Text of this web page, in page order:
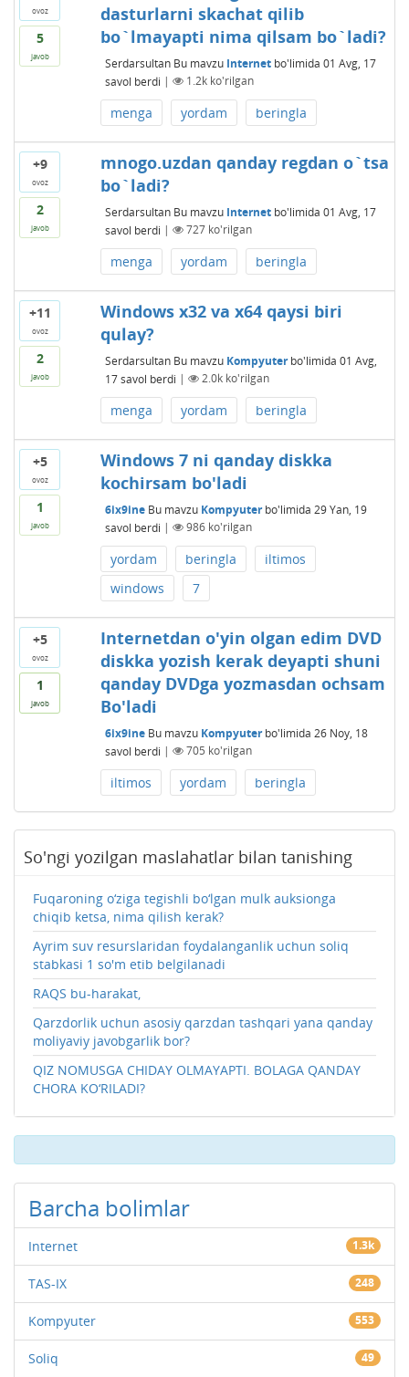
ovoz
5
javob
dasturlarni skachat qilib
bo`lmayapti nima qilsam bo`ladi?
Serdarsultan Bu mavzu Internetbo'limida 01 Avg, 17
savol berdi | 1.2kko'rilgan
menga yordam beringla
+9
ovoz
2
javob
mnogo.uzdan qanday regdan o`tsa
bo`ladi?
Serdarsultan Bu mavzu Internetbo'limida 01 Avg, 17
savol berdi | 727ko'rilgan
menga yordam beringla
+11
ovoz
2
javob
Windows x32 va x64 qaysi biri
qulay?
Serdarsultan Bu mavzu Kompyuterbo'limida 01 Avg,
17 savol berdi | 2.0kko'rilgan
menga yordam beringla
+5
ovoz
1
javob
Windows 7 ni qanday diskka
kochirsam bo'ladi
6ix9ine Bu mavzu Kompyuterbo'limida 29 Yan, 19
savol berdi | 986ko'rilgan
yordam beringla
iltimos
windows
7
+5
ovoz
1
javob
Internetdan o'yin olgan edim DVD
diskka yozish kerak deyapti shuni
qanday DVDga yozmasdan ochsam
Bo'ladi
6ix9ine Bu mavzu Kompyuterbo'limida 26 Noy, 18
savol berdi | 705 ko'rilgan
iltimos yordam beringla
So'ngi yozilgan maslahatlar bilan tanishing
Fuqaroning o‘ziga tegishli bo‘lgan mulk auksionga
chiqib ketsa, nima qilish kerak?
Ayrim suv resurslaridan foydalanganlik uchun soliq
stabkasi 1 so'm etib belgilanadi
RAQS bu-harakat,
Qarzdorlik uchun asosiy qarzdan tashqari yana qanday
moliyaviy javobgarlik bor?
QIZ NOMUSGA CHIDAY OLMAYAPTI. BOLAGA QANDAY
CHORA KO‘RILADI?
Barcha bolimlar
Internet 1.3k
TAS-IX 248
Kompyuter 553
Soliq 49